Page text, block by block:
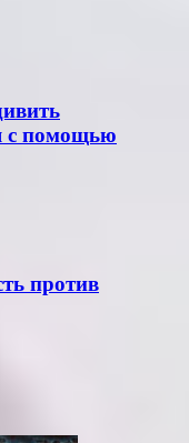
с помощью
против